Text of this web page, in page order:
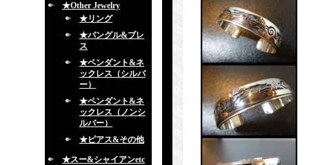
★Other Jewelry
★リング
★バングル&ブレ
ス
★ペンダント&ネ
ックレス（シルバ
ー）
★ペンダント&ネ
ックレス（ノンシ
ルバー）
★ピアス&その他
★スー&シャイアンetc